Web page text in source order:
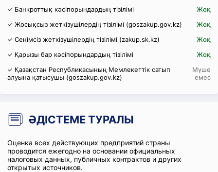
✓ Банкроттық кәсіпорындардың тізілімі
Жоқ
✓ Жосықсыз жеткізушілердің тізілімі (goszakup.gov.kz)
Жоқ
✓ Сенімсіз жеткізушілердің тізілімі (zakup.sk.kz)
Жоқ
✓ Қарызы бар кәсіпорындардың тізілімі
Жоқ
✓ Қазақстан Республикасының Мемлекеттік сатып
алуына қатысушы (goszakup.gov.kz)
Мүше
емес
ӘДІСТЕМЕ ТУРАЛЫ
Оценка всех действующих предприятий страны
проводится ежегодно на основании официальных
налоговых данных, публичных контрактов и других
открытых источников.